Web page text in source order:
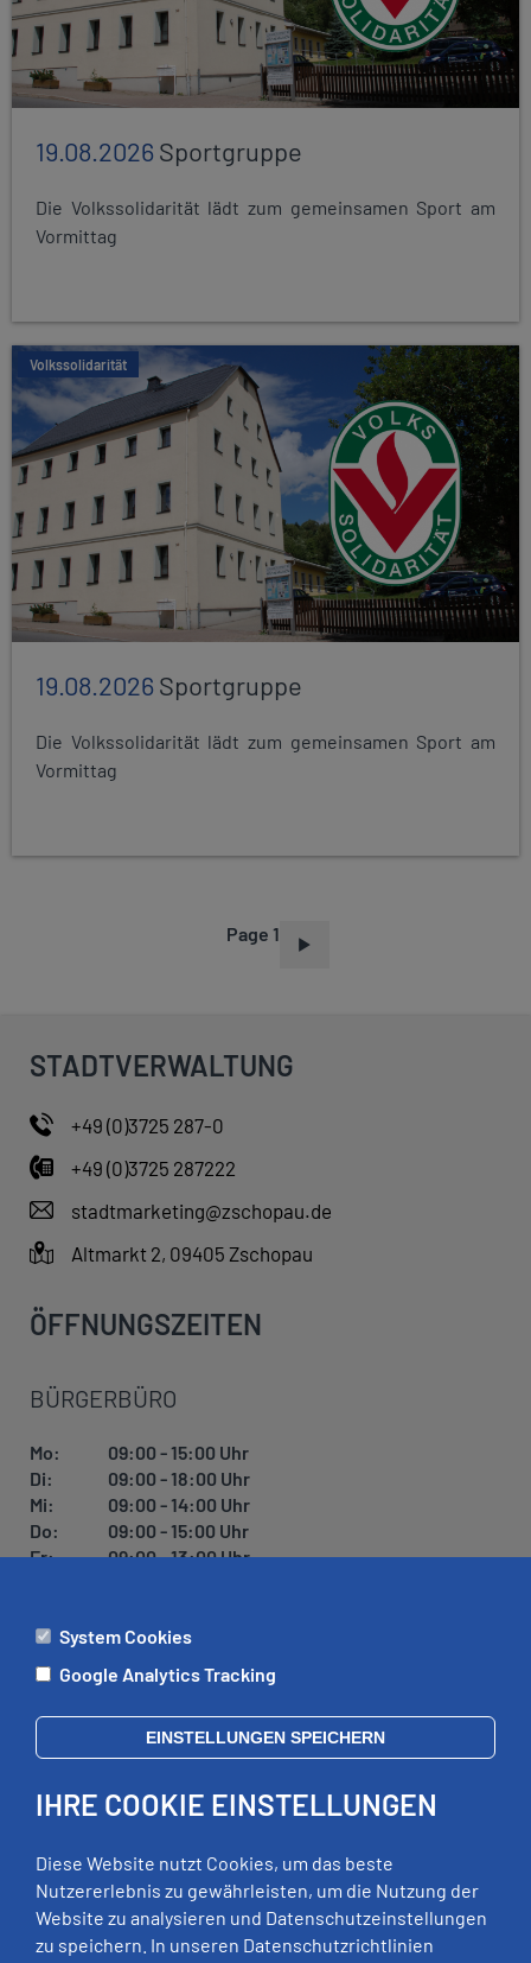
19.08.2026Sportgruppe
Die Volkssolidarität lädt zum gemeinsamen Sport am
Vormittag
Volkssolidarität
19.08.2026Sportgruppe
Die Volkssolidarität lädt zum gemeinsamen Sport am
Vormittag
Page 1
STADTVERWALTUNG
+49 (0)3725 287-0
+49 (0)3725 287222
stadtmarketing@zschopau.de
Altmarkt 2, 09405 Zschopau
ÖFFNUNGSZEITEN
BÜRGERBÜRO
Mo:
09:00 - 15:00 Uhr
Di:
09:00 - 18:00 Uhr
Mi:
09:00 - 14:00 Uhr
Do:
09:00 - 15:00 Uhr
Fr:
09:00 - 13:00 Uhr
ÄMTER
Di:
09:00 - 12:00 Uhr, 13:00 - 18:00 Uhr
Mi:
geschlossen
Fr:
09:00 - 12:00 Uhr
RECHTLICHES
System Cookies
Google Analytics Tracking
EINSTELLUNGEN SPEICHERN
IHRE COOKIE EINSTELLUNGEN
Diese Website nutzt Cookies, um das beste
Nutzererlebnis zu gewährleisten, um die Nutzung der
Website zu analysieren und Datenschutzeinstellungen
zu speichern. In unseren Datenschutzrichtlinien